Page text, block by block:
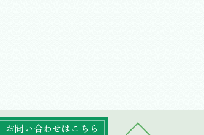
お問い合わせはこちら